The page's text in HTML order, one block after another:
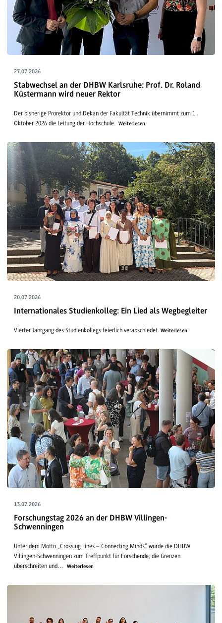
27.07.2026
Stabwechsel an der DHBW Karlsruhe: Prof. Dr. Roland
Küstermann wird neuer Rektor
Der bisherige Prorektor und Dekan der Fakultät Technik übernimmt zum 1.
Oktober 2026 die Leitung der Hochschule. Weiterlesen
20.07.2026
Internationales Studienkolleg: Ein Lied als Wegbegleiter
Vierter Jahrgang des Studienkollegs feierlich verabschiedet Weiterlesen
13.07.2026
Forschungstag 2026 an der DHBW Villingen-
Schwenningen
Unter dem Motto „Crossing Lines – Connecting Minds“ wurde die DHBW
Villingen-Schwenningen zum Treffpunkt für Forschende, die Grenzen
überschreiten und…
Weiterlesen